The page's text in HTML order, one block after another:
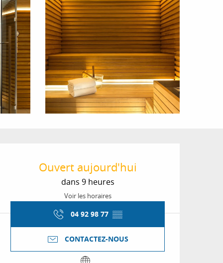
et
Ouvert aujourd'hui
dans 9 heures
Voir les horaires
04 92 98 77 ▒▒
CONTACTEZ-NOUS